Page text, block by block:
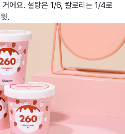
에요. 설탕은 1/6, 칼로리는 1/4로
.